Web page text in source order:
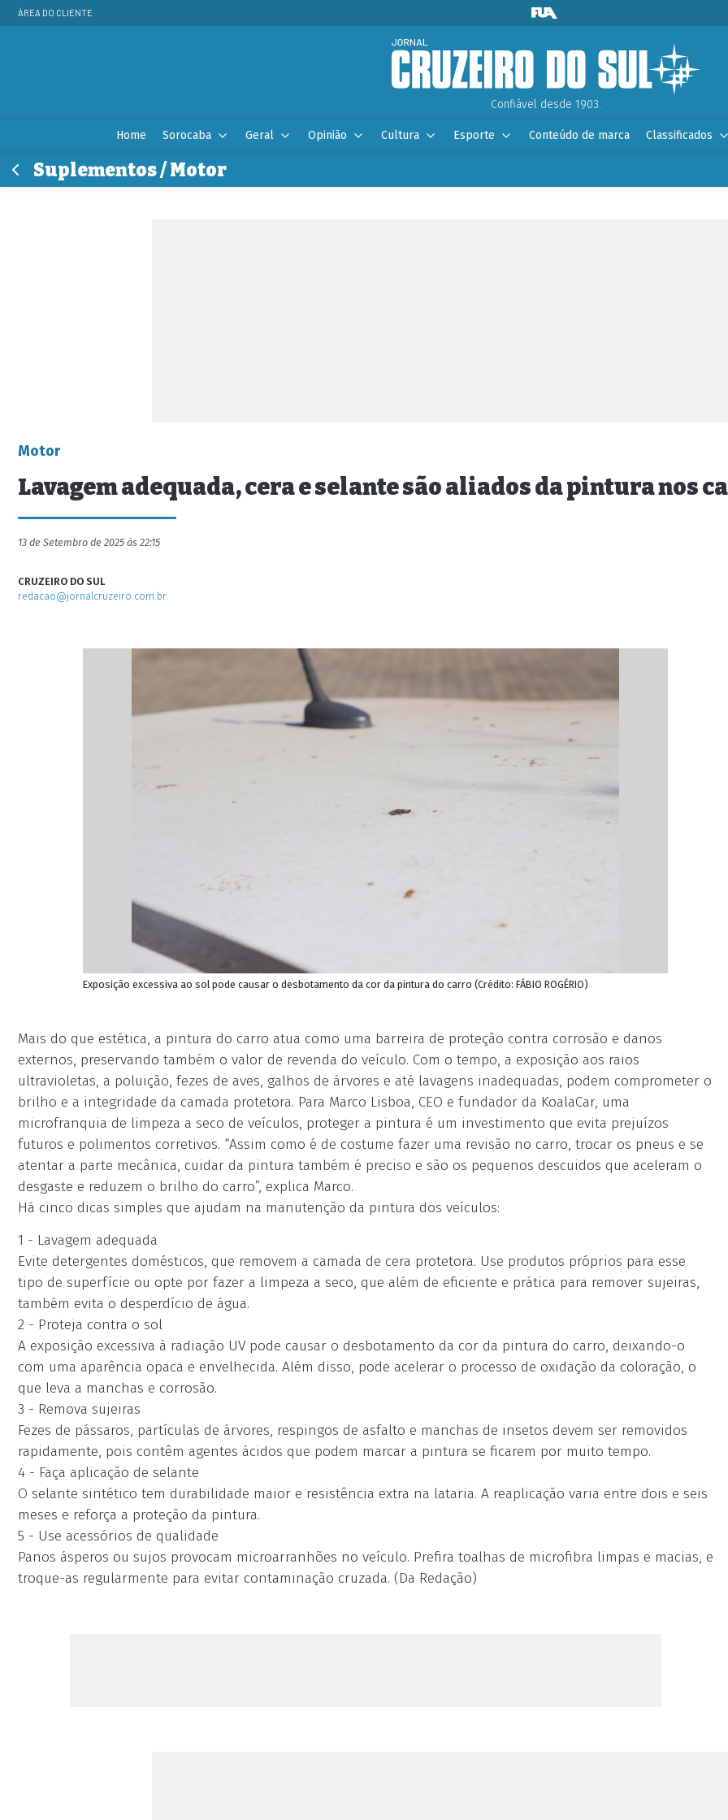
ÁREA DO CLIENTE
Confiável desde 1903.
Home Sorocaba Geral Opinião Cultura Esporte Conteúdo de marca Classificados
Suplementos / Motor
Motor
Lavagem adequada, cera e selante são aliados da pintura nos
13 de Setembro de 2025 às 22:15
CRUZEIRO DO SUL
redacao@jornalcruzeiro.com.br
Exposição excessiva ao sol pode causar o desbotamento da cor da pintura do carro (Crédito: FÁBIO ROGÉRIO)
Mais do que estética, a pintura do carro atua como uma barreira de proteção contra corrosão e danos
externos, preservando também o valor de revenda do veículo. Com o tempo, a exposição aos raios
ultravioletas, a poluição, fezes de aves, galhos de árvores e até lavagens inadequadas, podem comprometer o
brilho e a integridade da camada protetora. Para Marco Lisboa, CEO e fundador da KoalaCar, uma
microfranquia de limpeza a seco de veículos, proteger a pintura é um investimento que evita prejuízos
futuros e polimentos corretivos. “Assim como é de costume fazer uma revisão no carro, trocar os pneus e se
atentar a parte mecânica, cuidar da pintura também é preciso e são os pequenos descuidos que aceleram o
desgaste e reduzem o brilho do carro”, explica Marco.
Há cinco dicas simples que ajudam na manutenção da pintura dos veículos:
1 - Lavagem adequada
Evite detergentes domésticos, que removem a camada de cera protetora. Use produtos próprios para esse
tipo de superfície ou opte por fazer a limpeza a seco, que além de eficiente e prática para remover sujeiras,
também evita o desperdício de água.
2 - Proteja contra o sol
A exposição excessiva à radiação UV pode causar o desbotamento da cor da pintura do carro, deixando-o
com uma aparência opaca e envelhecida. Além disso, pode acelerar o processo de oxidação da coloração, o
que leva a manchas e corrosão.
3 - Remova sujeiras
Fezes de pássaros, partículas de árvores, respingos de asfalto e manchas de insetos devem ser removidos
rapidamente, pois contêm agentes ácidos que podem marcar a pintura se ficarem por muito tempo.
4 - Faça aplicação de selante
O selante sintético tem durabilidade maior e resistência extra na lataria. A reaplicação varia entre dois e seis
meses e reforça a proteção da pintura.
5 - Use acessórios de qualidade
Panos ásperos ou sujos provocam microarranhões no veículo. Prefira toalhas de microfibra limpas e macias, e
troque-as regularmente para evitar contaminação cruzada. (Da Redação)